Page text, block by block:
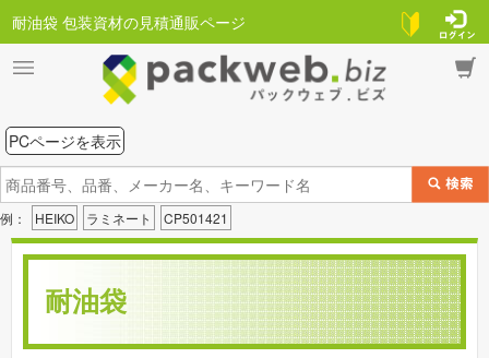
耐油袋 包装資材の見積通販ページ
PCページを表示
例： HEIKO ラミネート CP501421
耐油袋